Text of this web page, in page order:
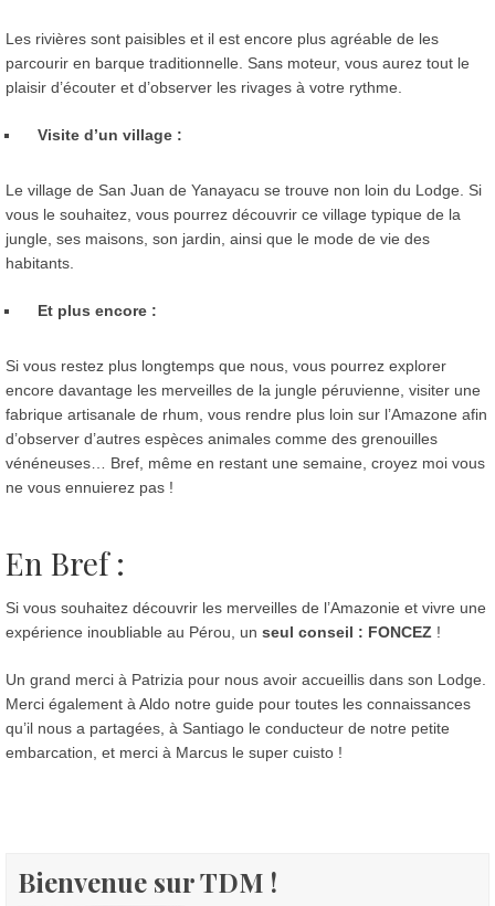
Les rivières sont paisibles et il est encore plus agréable de les
parcourir en barque traditionnelle. Sans moteur, vous aurez tout le
plaisir d’écouter et d’observer les rivages à votre rythme.
Visite d’un village :
Le village de San Juan de Yanayacu se trouve non loin du Lodge. Si
vous le souhaitez, vous pourrez découvrir ce village typique de la
jungle, ses maisons, son jardin, ainsi que le mode de vie des
habitants.
Et plus encore :
Si vous restez plus longtemps que nous, vous pourrez explorer
encore davantage les merveilles de la jungle péruvienne, visiter une
fabrique artisanale de rhum, vous rendre plus loin sur l’Amazone afin
d’observer d’autres espèces animales comme des grenouilles
vénéneuses… Bref, même en restant une semaine, croyez moi vous
ne vous ennuierez pas !
En Bref :
Si vous souhaitez découvrir les merveilles de l’Amazonie et vivre une
expérience inoubliable au Pérou, un seul conseil : FONCEZ !
Un grand merci à Patrizia pour nous avoir accueillis dans son Lodge.
Merci également à Aldo notre guide pour toutes les connaissances
qu’il nous a partagées, à Santiago le conducteur de notre petite
embarcation, et merci à Marcus le super cuisto !
Bienvenue sur TDM !